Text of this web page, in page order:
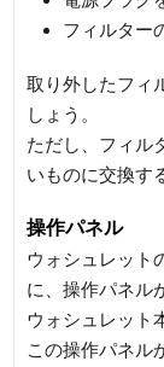
フィルター
取り外したフィ
しょう。
ただし、フィル
いものに交換す
操作パネル
ウォシュレット
に、操作パネル
ウォシュレット
この操作パネル